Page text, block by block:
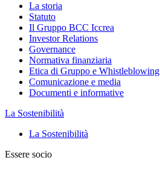
La storia
Statuto
Il Gruppo BCC Iccrea
Investor Relations
Governance
Normativa finanziaria
Etica di Gruppo e Whistleblowing
Comunicazione e media
Documenti e informative
La Sostenibilità
La Sostenibilità
Essere socio